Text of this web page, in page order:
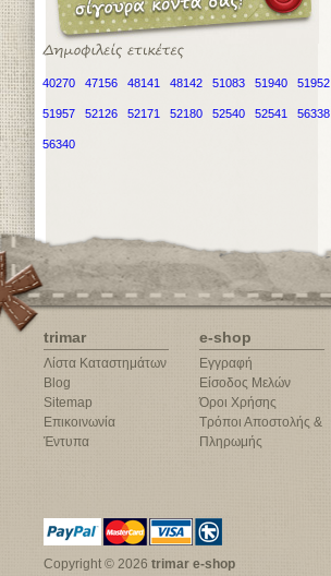
40270 47156 48141 48142 51083 51940 51952
51957 52126 52171 52180 52540 52541 56338
56340
trimar
Λίστα Καταστημάτων
Blog
Sitemap
Επικοινωνία
Έντυπα
e-shop
Εγγραφή
Είσοδος Μελών
Όροι Χρήσης
Τρόποι Αποστολής &
Πληρωμής
Copyright © 2026 trimar e-shop